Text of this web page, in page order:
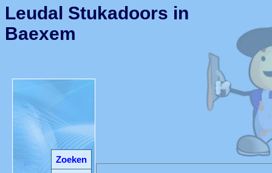
Zoeken
Leudal Stukadoors in
Baexem